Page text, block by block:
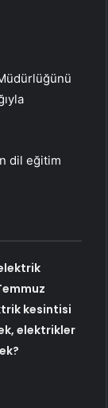
dil eğitim
kesintisi
elektrikler